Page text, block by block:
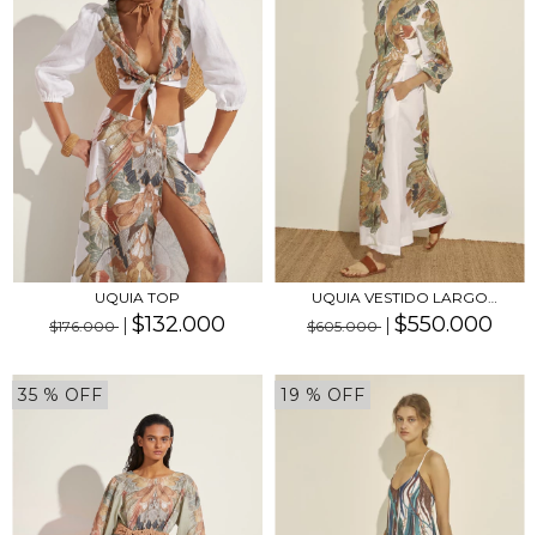
UQUIA TOP
$176.000
$132.000
UQUIA VESTIDO LARGO
CRUZADO
$605.000 $550.000
35 % OFF 19 % OFF